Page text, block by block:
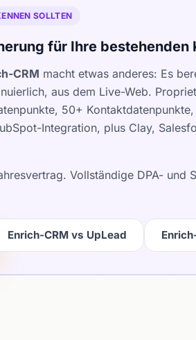
SOLLTEN
für Ihre bestehenden
CRM macht etwas anderes: Es
aus dem Live-Web.
50+
Integration, plus Clay,
Vollständige DPA- und
Enrich-CRM vs UpLead